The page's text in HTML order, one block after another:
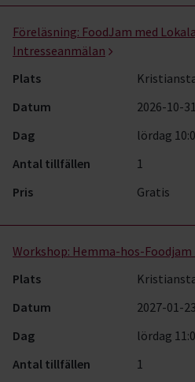
Föreläsning: FoodJam med
Intresseanmälan
Plats
Datum
2026-10-31
Dag
lördag
Antal tillfällen
1
Pris
Gratis
Workshop: Hemma-hos-Foodjam
Plats
Datum
2027-01-23
Dag
lördag
Antal tillfällen
1